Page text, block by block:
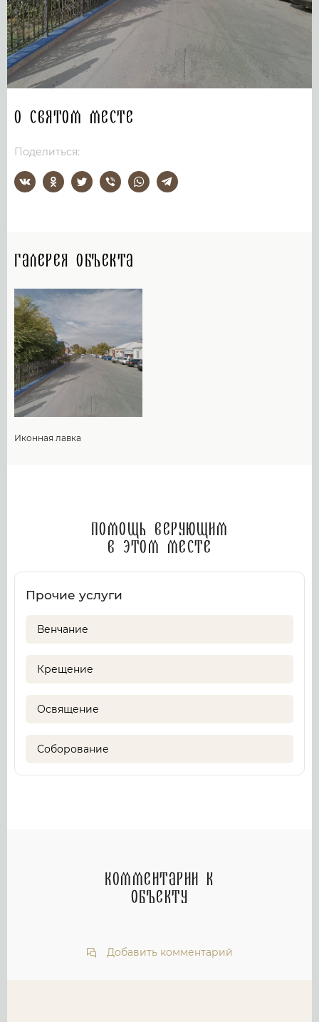
О святом месте
Поделиться:
Галерея объекта
Иконная лавка
Помощь верующим
в этом месте
Прочие услуги
Венчание
Крещение
Освящение
Соборование
Комментарии к
объекту
Добавить комментарий